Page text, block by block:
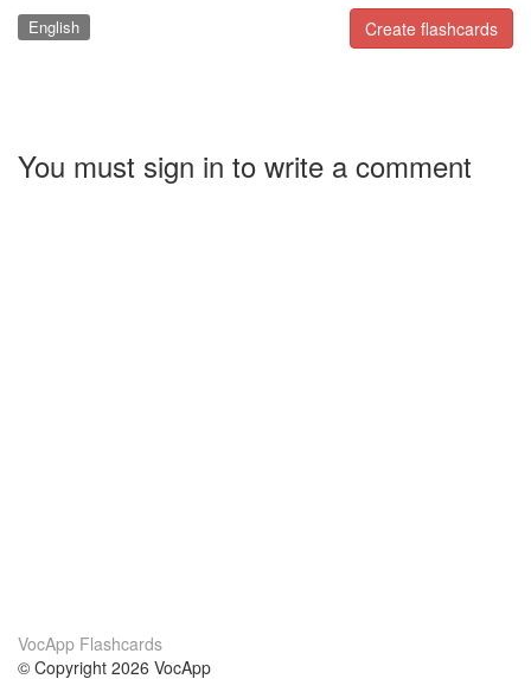
Create flashcards
English
You must sign in to write a comment
VocApp Flashcards
© Copyright 2026 VocApp